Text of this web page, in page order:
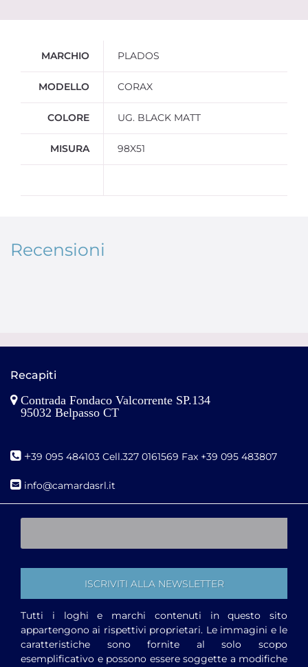
MARCHIO PLADOS
MODELLO CORAX
COLORE UG. BLACK MATT
MISURA 98X51
Recensioni
Recapiti
Contrada Fondaco Valcorrente SP.134
95032 Belpasso CT
+39 095 484103 Cell.327 0161569 Fax +39 095 483807
info@camardasrl.it
Tutti i loghi e marchi contenuti in questo sito
appartengono ai rispettivi proprietari. Le immagini e le
caratteristiche sono fornite al solo scopo
esemplificativo e possono essere soggette a modifiche